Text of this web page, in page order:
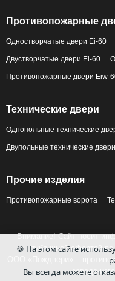
Противопожарные
Одностворчатые двери Ei-60
Двустворчатые двери Ei-60
Противопожарные двери Eiw-
Технические двери
Однопольные технические
Двупольные технические двери
Прочие изделия
Противопожарные ворота
Внимание! Сайт носит
публичной офертой
ООО «Пождвери» –
завода-
🍪 На этом сайте
Вы всегда можете